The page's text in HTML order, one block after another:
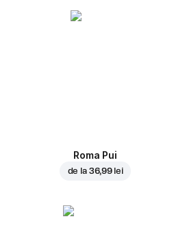
Roma Pui
de la 36,99 lei